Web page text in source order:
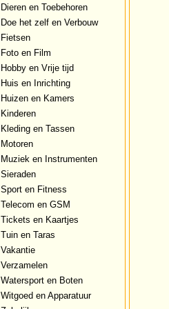
Dieren en Toebehoren
Doe het zelf en Verbouw
Fietsen
Foto en Film
Hobby en Vrije tijd
Huis en Inrichting
Huizen en Kamers
Kinderen
Kleding en Tassen
Motoren
Muziek en Instrumenten
Sieraden
Sport en Fitness
Telecom en GSM
Tickets en Kaartjes
Tuin en Taras
Vakantie
Verzamelen
Watersport en Boten
Witgoed en Apparatuur